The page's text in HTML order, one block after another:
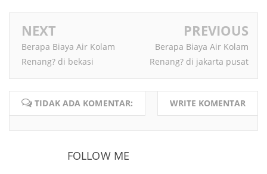
NEXT
Berapa Biaya Air Kolam
Renang? di bekasi
PREVIOUS
Berapa Biaya Air Kolam
Renang? di jakarta pusat
TIDAK ADA KOMENTAR: WRITE KOMENTAR
FOLLOW ME